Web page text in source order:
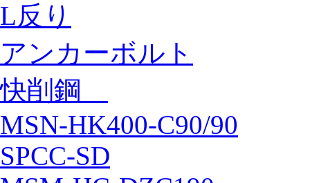
L反り
アンカーボルト
快削鋼
MSN-HK400-C90/90
SPCC-SD